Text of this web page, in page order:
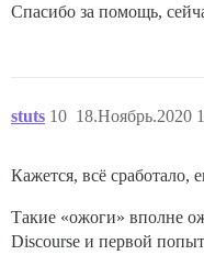
Спасибо за помощь,
stuts 18.Ноябрь.2020
10
Кажется, всё сработало,
Такие «ожоги» вполне
Discourse и первой